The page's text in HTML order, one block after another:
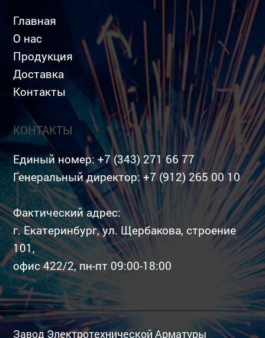
Главная
О нас
Продукция
Доставка
Контакты
КОНТАКТЫ
Единый номер:+7 (343) 271 66 77
Генеральный директор:+7 (912) 265 00 10
Фактический адрес:
г. Екатеринбург, ул. Щербакова, строение
101,
офис 422/2, пн-пт 09:00-18:00
Завод Электротехнической Арматуры